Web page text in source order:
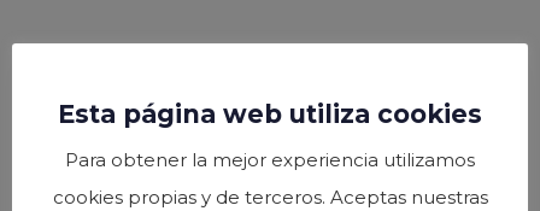
Esta página web utiliza cookies
Para obtener la mejor experiencia utilizamos
cookies propias y de terceros. Aceptas nuestras